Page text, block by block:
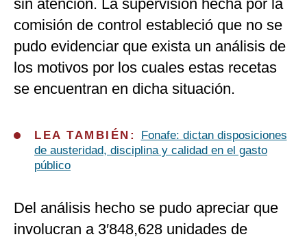
sin atención. La supervisión hecha por la
comisión de control estableció que no se
pudo evidenciar que exista un análisis de
los motivos por los cuales estas recetas
se encuentran en dicha situación.
LEA TAMBIÉN:
Fonafe: dictan disposiciones
de austeridad, disciplina y calidad en el gasto
público
Del análisis hecho se pudo apreciar que
involucran a 3′848,628 unidades de